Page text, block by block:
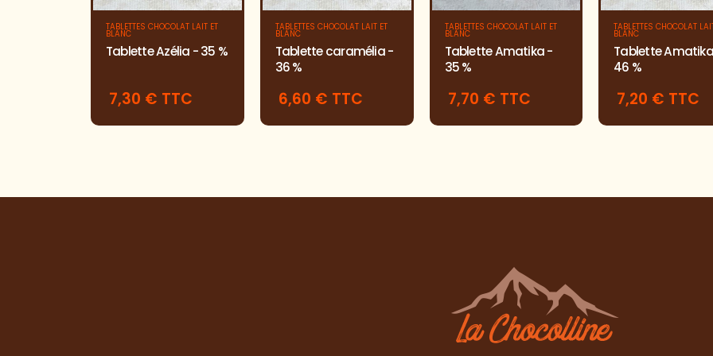
TABLETTES CHOCOLAT LAIT ET
BLANC
Tablette Azélia - 35 %
7,30 € TTC
TABLETTES CHOCOLAT LAIT ET
BLANC
Tablette caramélia -
36 %
6,60 € TTC
TABLETTES CHOCOLAT LAIT ET
BLANC
Tablette Amatika -
35 %
7,70 € TTC
TABLETTES CHOCOLAT
BLANC
Tablette
46 %
7,20 € TTC